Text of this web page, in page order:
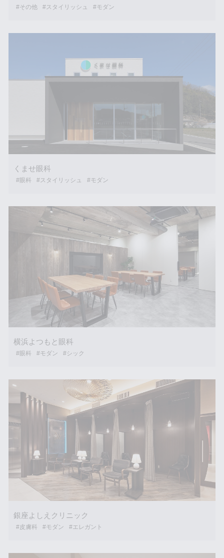
#その他 #スタイリッシュ #モダン
くませ眼科
#眼科 #スタイリッシュ #モダン
横浜よつもと眼科
#眼科 #モダン #シック
銀座よしえクリニック
#皮膚科 #モダン #エレガント